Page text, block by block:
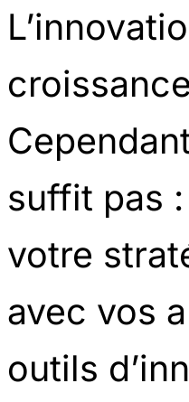
suffit pas
votre
avec vos
outils